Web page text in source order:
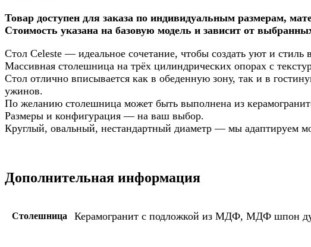
Товар доступен для заказа по индивидуальным размерам,
Стоимость указана на базовую модель и зависит от
Стол Celeste — идеальное сочетание, чтобы создать уют и стиль
Массивная столешница на трёх цилиндрических опорах с
Стол отлично вписывается как в обеденную зону, так и в
ужинов.
По желанию столешница может быть выполнена из
Размеры и конфигурация — на ваш выбор.
Круглый, овальный, нестандартный диаметр — мы адаптируем
Дополнительная информация
Столешница Керамогранит с подложкой из МДФ, МДФ шпон